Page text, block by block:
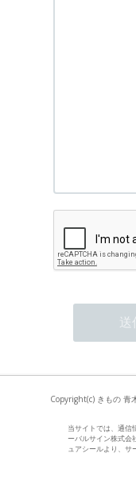
Copyright(c) きもの
当サイトでは、通信
ーバルサイン株式会
ュアシールより、サ